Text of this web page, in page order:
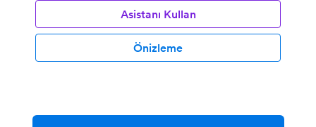
Asistanı Kullan
Önizleme